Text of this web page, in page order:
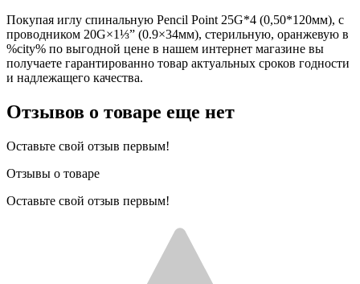
Покупая иглу спинальную Pencil Point 25G*4 (0,50*120мм), с
проводником 20G×1⅓” (0.9×34мм), стерильную, оранжевую в
%city% по выгодной цене в нашем интернет магазине вы
получаете гарантированно товар актуальных сроков годности
и надлежащего качества.
Отзывов о товаре еще нет
Оставьте свой отзыв первым!
Отзывы о товаре
Оставьте свой отзыв первым!